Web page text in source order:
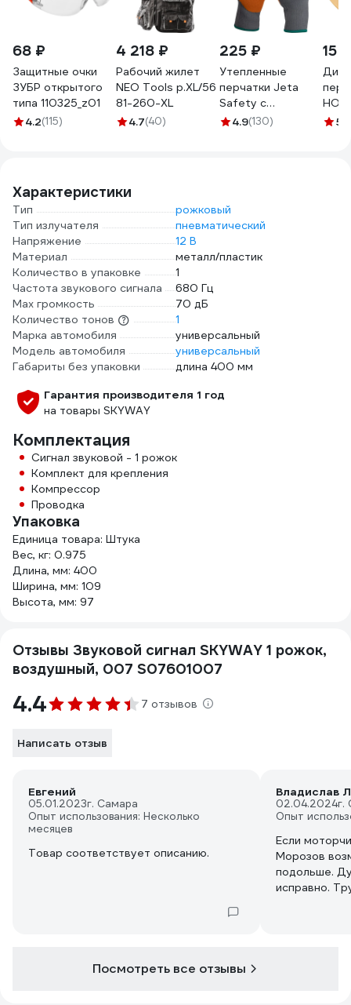
68 ₽
Защитные очки
ЗУБР открытого
типа 110325_z01
4.2(115)
4 218 ₽
Рабочий жилет
NEO Tools p.XL/56
81-260-XL
4.7(40)
225 ₽
Утепленные
перчатки Jeta
Safety с
латексным
4.9(130)
15
5
Характеристики
Тип
рожковый
Тип излучателя
пневматический
Напряжение
12 В
Материал
металл/пластик
Количество в упаковке
1
Частота звукового сигнала
680 Гц
Мах громкость
70 дБ
Количество тонов
1
Марка автомобиля
универсальный
Модель автомобиля
универсальный
Габариты без упаковки
длина 400 мм
Гарантия производителя 1 год
на товары SKYWAY
Комплектация
Сигнал звуковой - 1 рожок
Комплект для крепления
Компрессор
Проводка
Упаковка
Единица товара: Штука
Вес, кг: 0.975
Длина, мм: 400
Ширина, мм: 109
Высота, мм: 97
Отзывы Звуковой сигнал SKYWAY 1 рожок,
воздушный, 007 S07601007
4.4 7 отзывов
Написать отзыв
Евгений
05.01.2023г. Самара
Опыт использования: Несколько
месяцев
Товар соответствует описанию.
Владислав
02.04.2024г.
Опыт
Если
Морозов
подольше.
исправно.
Посмотреть все отзывы